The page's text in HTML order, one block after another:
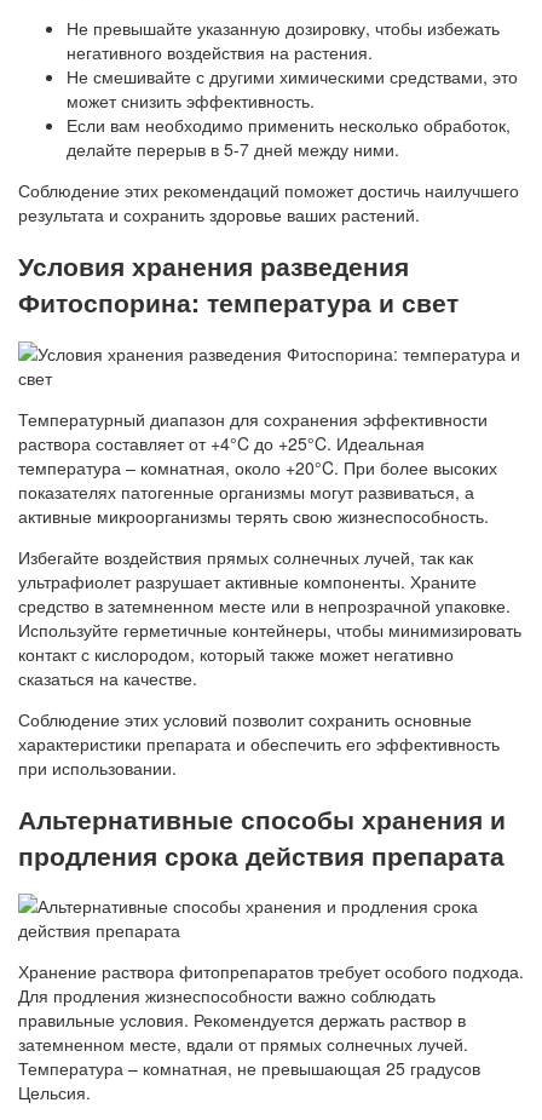
Не превышайте указанную дозировку, чтобы избежать
негативного воздействия на растения.
Не смешивайте с другими химическими средствами, это
может снизить эффективность.
Если вам необходимо применить несколько обработок,
делайте перерыв в 5-7 дней между ними.
Соблюдение этих рекомендаций поможет достичь наилучшего
результата и сохранить здоровье ваших растений.
Условия хранения разведения
Фитоспорина: температура и свет
Температурный диапазон для сохранения эффективности
раствора составляет от +4°C до +25°C. Идеальная
температура – комнатная, около +20°C. При более высоких
показателях патогенные организмы могут развиваться, а
активные микроорганизмы терять свою жизнеспособность.
Избегайте воздействия прямых солнечных лучей, так как
ультрафиолет разрушает активные компоненты. Храните
средство в затемненном месте или в непрозрачной упаковке.
Используйте герметичные контейнеры, чтобы минимизировать
контакт с кислородом, который также может негативно
сказаться на качестве.
Соблюдение этих условий позволит сохранить основные
характеристики препарата и обеспечить его эффективность
при использовании.
Альтернативные способы хранения и
продления срока действия препарата
Хранение раствора фитопрепаратов требует особого подхода.
Для продления жизнеспособности важно соблюдать
правильные условия. Рекомендуется держать раствор в
затемненном месте, вдали от прямых солнечных лучей.
Температура – комнатная, не превышающая 25 градусов
Цельсия.